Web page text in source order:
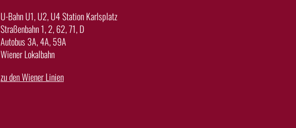
U-Bahn U1, U2, U4 Station Karlsplatz
Straßenbahn 1, 2, 62, 71, D
Autobus 3A, 4A, 59A
Wiener Lokalbahn
zu den Wiener Linien